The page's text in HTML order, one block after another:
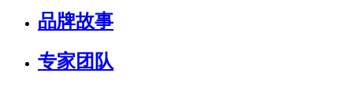
品牌故事
专家团队